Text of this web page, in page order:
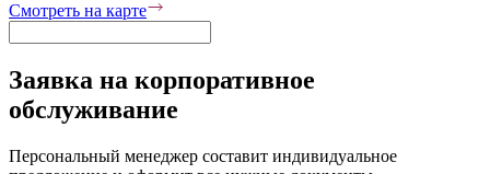
Смотреть на карте
Заявка на корпоративное
обслуживание
Персональный менеджер составит индивидуальное